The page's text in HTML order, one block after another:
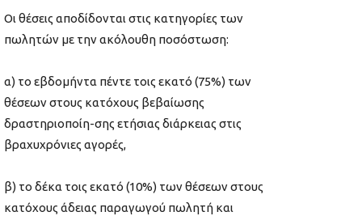
Οι θέσεις αποδίδονται στις κατηγορίες των
πωλητών με την ακόλουθη ποσόστωση:
α) το εβδομήντα πέντε τοις εκατό (75%) των
θέσεων στους κατόχους βεβαίωσης
δραστηριοποίη-σης ετήσιας διάρκειας στις
βραχυχρόνιες αγορές,
β) το δέκα τοις εκατό (10%) των θέσεων στους
κατόχους άδειας παραγωγού πωλητή και